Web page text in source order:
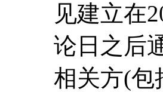
见建立在
论日之后
相关方(包